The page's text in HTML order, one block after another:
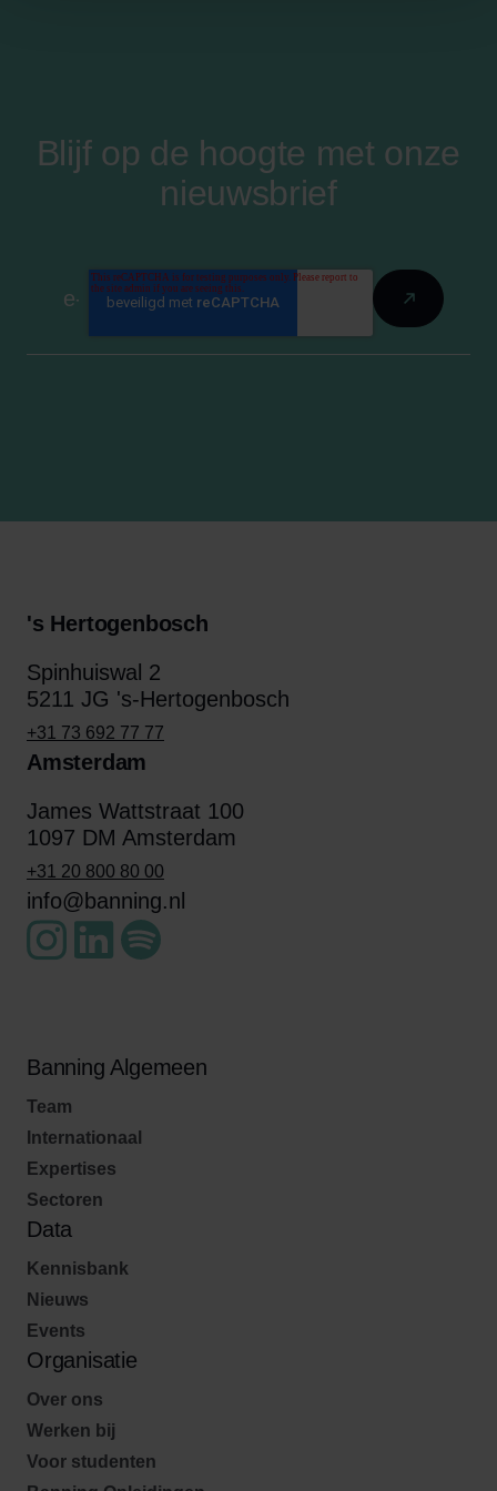
Blijf op de hoogte met onze
nieuwsbrief
's Hertogenbosch
Spinhuiswal 2
5211 JG 's-Hertogenbosch
+31 73 692 77 77
Amsterdam
James Wattstraat 100
1097 DM Amsterdam
+31 20 800 80 00
info@banning.nl
Banning Algemeen
Team
Internationaal
Expertises
Sectoren
Data
Kennisbank
Nieuws
Events
Organisatie
Over ons
Werken bij
Voor studenten